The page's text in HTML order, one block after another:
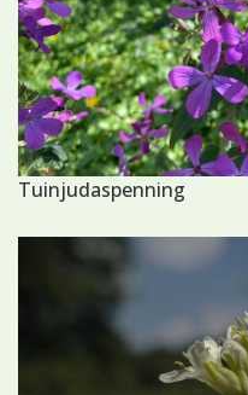
Tuinjudaspenning